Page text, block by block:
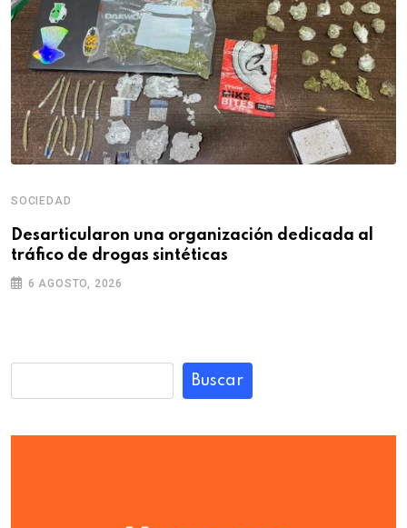
SOCIEDAD
Desarticularon una organización dedicada al
tráfico de drogas sintéticas
6 AGOSTO, 2026
Buscar